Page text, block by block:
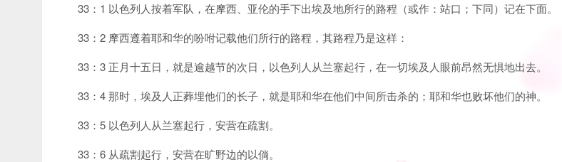
33：1 以色列人按着军队，在摩西、亚伦的手下出埃及地所行的路程（或作：站口；下同）记在下面。
33：2 摩西遵着耶和华的吩咐记载他们所行的路程，其路程乃是这样：
33：3 正月十五日，就是逾越节的次日，以色列人从兰塞起行，在一切埃及人眼前昂然无惧地出去。
33：4 那时，埃及人正葬埋他们的长子，就是耶和华在他们中间所击杀的；耶和华也败坏他们的神。
33：5 以色列人从兰塞起行，安营在疏割。
33：6 从疏割起行，安营在旷野边的以倘。